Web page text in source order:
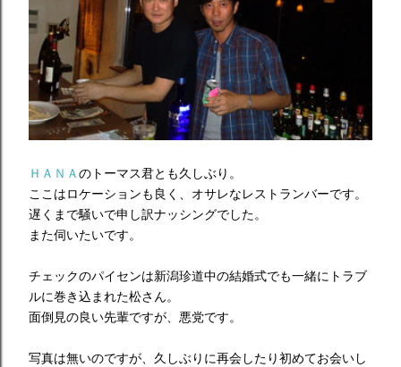
ＨＡＮＡ のトーマス君とも久しぶり。
ここはロケーションも良く、オサレなレストランバーです。
遅くまで騒いで申し訳ナッシングでした。
また伺いたいです。
チェックのパイセンは新潟珍道中の結婚式でも一緒にトラブ
ルに巻き込まれた松さん。
面倒見の良い先輩ですが、悪党です。
写真は無いのですが、久しぶりに再会したり初めてお会いし